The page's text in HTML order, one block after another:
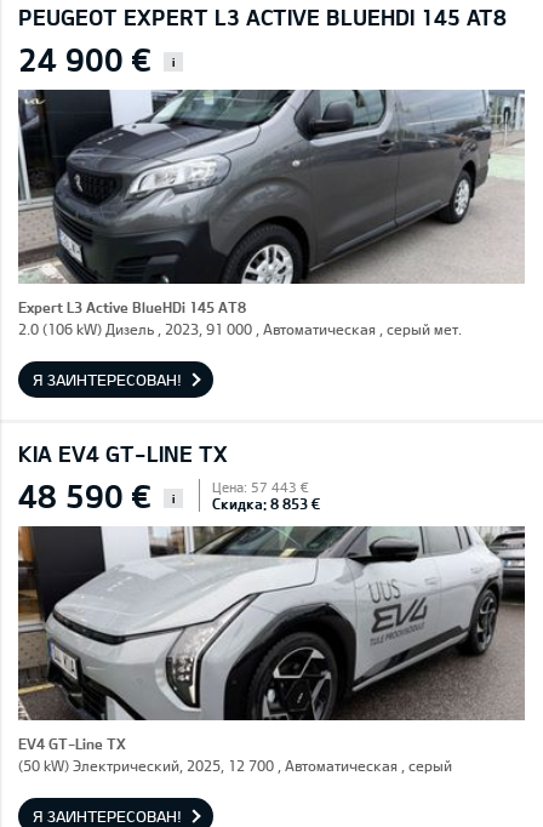
PEUGEOT EXPERT L3 ACTIVE BLUEHDI 145 AT8
24 900 € i
Expert L3 Active BlueHDi 145 AT8
2.0 (106 kW) Дизель , 2023, 91 000 , Автоматическая , серый мет.
Я ЗАИНТЕРЕСОВАН!
KIA EV4 GT-LINE TX
48 590 € i
Цена: 57 443 €
Скидка: 8 853 €
EV4 GT-Line TX
(50 kW) Электрический, 2025, 12 700 , Автоматическая , серый
Я ЗАИНТЕРЕСОВАН!